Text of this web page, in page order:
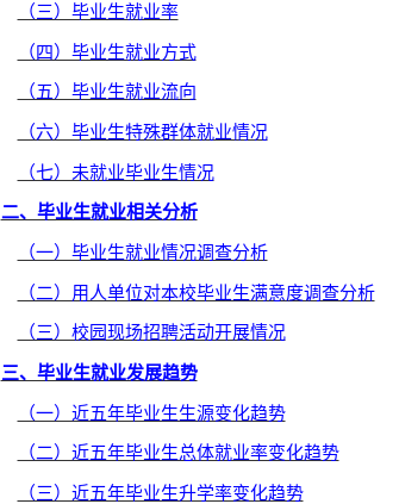
（三）毕业生就业率
（四）毕业生就业方式
（五）毕业生就业流向
（六）毕业生特殊群体就业情况
（七）未就业毕业生情况
二、毕业生就业相关分析
（一）毕业生就业情况调查分析
（二）用人单位对本校毕业生满意度调查分析
（三）校园现场招聘活动开展情况
三、毕业生就业发展趋势
（一）近五年毕业生生源变化趋势
（二）近五年毕业生总体就业率变化趋势
（三）近五年毕业生升学率变化趋势